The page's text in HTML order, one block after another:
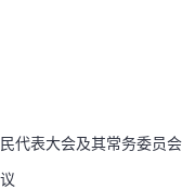
代表大会及其常务委员会